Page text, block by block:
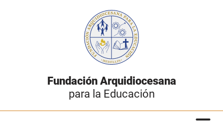
Fundación Arquidiocesana
para la Educación